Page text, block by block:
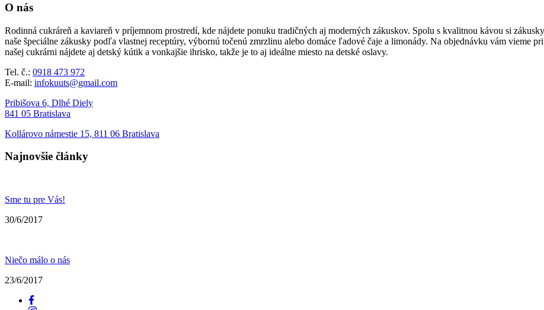
O nás
Rodinná cukráreň a kaviareň v príjemnom prostredí, kde nájdete ponuku tradičných aj moderných zákuskov. Spolu s kvalitnou kávou si
naše špeciálne zákusky podľa vlastnej receptúry, výbornú točenú zmrzlinu alebo domáce ľadové čaje a limonády. Na objednávku vám
našej cukrárni nájdete aj detský kútik a vonkajšie ihrisko, takže je to aj ideálne miesto na detské oslavy.
Tel. č.: 0918 473 972
E-mail: infokuuts@gmail.com
Pribišova 6, Dlhé Diely
841 05 Bratislava
Kollárovo námestie 15, 811 06 Bratislava
Najnovšie články
Sme tu pre Vás!
30/6/2017
Niečo málo o nás
23/6/2017